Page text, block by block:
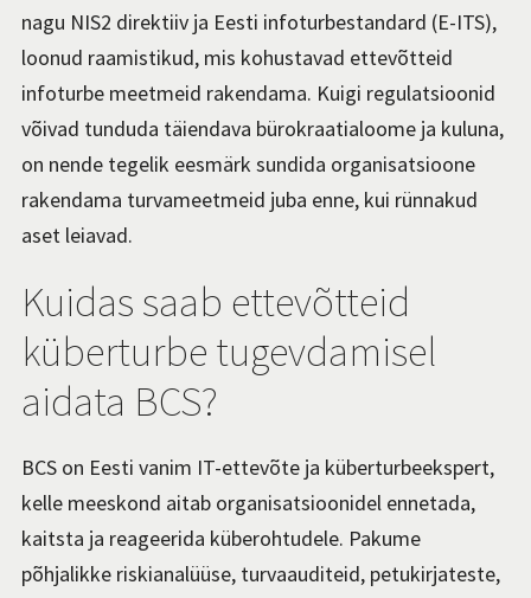
nagu NIS2 direktiiv ja Eesti infoturbestandard (E-ITS),
loonud raamistikud, mis kohustavad ettevõtteid
infoturbe meetmeid rakendama. Kuigi regulatsioonid
võivad tunduda täiendava bürokraatialoome ja kuluna,
on nende tegelik eesmärk sundida organisatsioone
rakendama turvameetmeid juba enne, kui rünnakud
aset leiavad.
Kuidas saab ettevõtteid
küberturbe tugevdamisel
aidata BCS?
BCS on Eesti vanim IT-ettevõte ja küberturbeekspert,
kelle meeskond aitab organisatsioonidel ennetada,
kaitsta ja reageerida küberohtudele. Pakume
põhjalikke riskianalüüse, turvaauditeid, petukirjateste,